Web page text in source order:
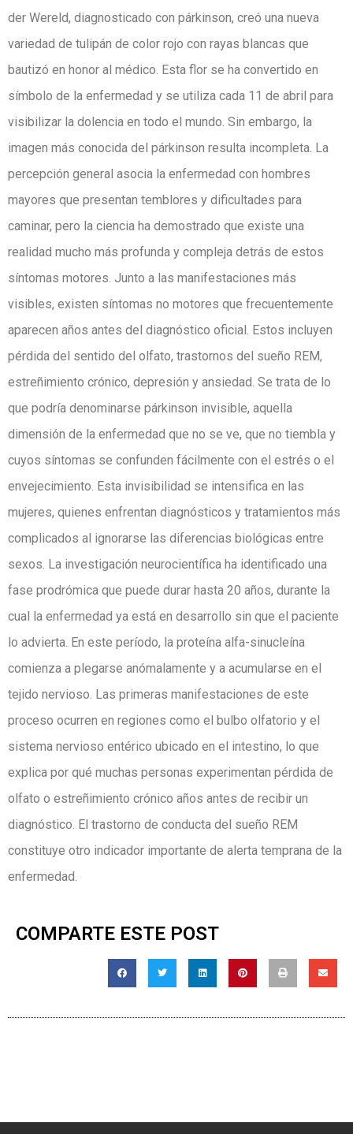
der Wereld, diagnosticado con párkinson, creó una nueva
variedad de tulipán de color rojo con rayas blancas que
bautizó en honor al médico. Esta flor se ha convertido en
símbolo de la enfermedad y se utiliza cada 11 de abril para
visibilizar la dolencia en todo el mundo. Sin embargo, la
imagen más conocida del párkinson resulta incompleta. La
percepción general asocia la enfermedad con hombres
mayores que presentan temblores y dificultades para
caminar, pero la ciencia ha demostrado que existe una
realidad mucho más profunda y compleja detrás de estos
síntomas motores. Junto a las manifestaciones más
visibles, existen síntomas no motores que frecuentemente
aparecen años antes del diagnóstico oficial. Estos incluyen
pérdida del sentido del olfato, trastornos del sueño REM,
estreñimiento crónico, depresión y ansiedad. Se trata de lo
que podría denominarse párkinson invisible, aquella
dimensión de la enfermedad que no se ve, que no tiembla y
cuyos síntomas se confunden fácilmente con el estrés o el
envejecimiento. Esta invisibilidad se intensifica en las
mujeres, quienes enfrentan diagnósticos y tratamientos más
complicados al ignorarse las diferencias biológicas entre
sexos. La investigación neurocientífica ha identificado una
fase prodrómica que puede durar hasta 20 años, durante la
cual la enfermedad ya está en desarrollo sin que el paciente
lo advierta. En este período, la proteína alfa-sinucleína
comienza a plegarse anómalamente y a acumularse en el
tejido nervioso. Las primeras manifestaciones de este
proceso ocurren en regiones como el bulbo olfatorio y el
sistema nervioso entérico ubicado en el intestino, lo que
explica por qué muchas personas experimentan pérdida de
olfato o estreñimiento crónico años antes de recibir un
diagnóstico. El trastorno de conducta del sueño REM
constituye otro indicador importante de alerta temprana de la
enfermedad.
COMPARTE ESTE POST